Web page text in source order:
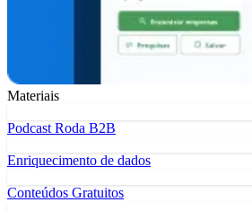
Materiais
Podcast Roda B2B
Enriquecimento de dados
Conteúdos Gratuitos